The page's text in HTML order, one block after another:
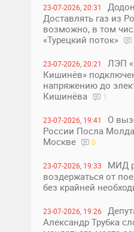
23-07-2026, 20:31
Доставлять газ из
возможно, в том
«Турецкий поток»
23-07-2026, 20:21
ЛЭП
Кишинёв»
напряжению до
Кишинёва
1
23-07-2026, 19:41
О
России Посла
Москве
0
23-07-2026, 19:33
МИД
воздержаться от
без крайней
23-07-2026, 19:26
Александр Трубка